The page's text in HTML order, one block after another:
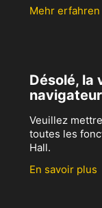
Mehr erfahren
Désolé, la
Veuillez
toutes les
Hall.
En savoir plus